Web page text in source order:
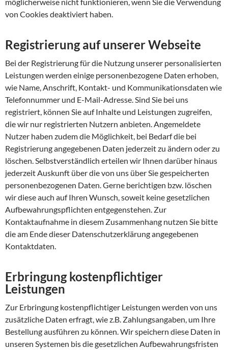
von Cookies deaktiviert haben.
Registrierung auf unserer Webseite
Bei der Registrierung für die Nutzung unserer personalisierten
Leistungen werden einige personenbezogene Daten erhoben,
wie Name, Anschrift, Kontakt- und Kommunikationsdaten wie
Telefonnummer und E-Mail-Adresse. Sind Sie bei uns
registriert, können Sie auf Inhalte und Leistungen zugreifen,
die wir nur registrierten Nutzern anbieten. Angemeldete
Nutzer haben zudem die Möglichkeit, bei Bedarf die bei
Registrierung angegebenen Daten jederzeit zu ändern oder zu
löschen. Selbstverständlich erteilen wir Ihnen darüber hinaus
jederzeit Auskunft über die von uns über Sie gespeicherten
personenbezogenen Daten. Gerne berichtigen bzw. löschen
wir diese auch auf Ihren Wunsch, soweit keine gesetzlichen
Aufbewahrungspflichten entgegenstehen. Zur
Kontaktaufnahme in diesem Zusammenhang nutzen Sie bitte
die am Ende dieser Datenschutzerklärung angegebenen
Kontaktdaten.
Erbringung kostenpflichtiger
Leistungen
Zur Erbringung kostenpflichtiger Leistungen werden von uns
zusätzliche Daten erfragt, wie z.B. Zahlungsangaben, um Ihre
Bestellung ausführen zu können. Wir speichern diese Daten in
unseren Systemen bis die gesetzlichen Aufbewahrungsfristen